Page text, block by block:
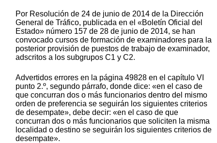
Por Resolución de 24 de junio de 2014 de la Dirección
General de Tráfico, publicada en el «Boletín Oficial del
Estado» número 157 de 28 de junio de 2014, se han
convocado cursos de formación de examinadores para la
posterior provisión de puestos de trabajo de examinador,
adscritos a los subgrupos C1 y C2.
Advertidos errores en la página 49828 en el capítulo VI
punto 2.º, segundo párrafo, donde dice: «en el caso de
que concurran dos o más funcionarios dentro del mismo
orden de preferencia se seguirán los siguientes criterios
de desempate», debe decir: «en el caso de que
concurran dos o más funcionarios que soliciten la misma
localidad o destino se seguirán los siguientes criterios de
desempate».